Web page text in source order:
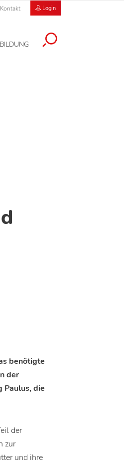
Kontakt Login
benötigte
der
Paulus, die
der
zur
und ihre